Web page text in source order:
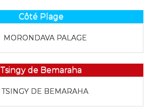
Côté Plage
Tsingy de Bemaraha